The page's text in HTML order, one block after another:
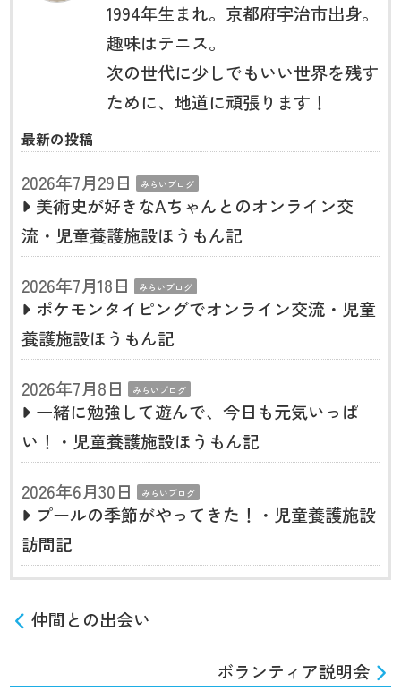
1994年生まれ。京都府宇治市出身。
趣味はテニス。
次の世代に少しでもいい世界を残す
ために、地道に頑張ります！
最新の投稿
2026年7月29日 みらいブログ
美術史が好きなAちゃんとのオンライン交
流・児童養護施設ほうもん記
2026年7月18日
みらいブログ
ポケモンタイピングでオンライン交流・児童
養護施設ほうもん記
2026年7月8日
みらいブログ
一緒に勉強して遊んで、今日も元気いっぱ
い！・児童養護施設ほうもん記
2026年6月30日
みらいブログ
プールの季節がやってきた！・児童養護施設
訪問記
仲間との出会い
ボランティア説明会